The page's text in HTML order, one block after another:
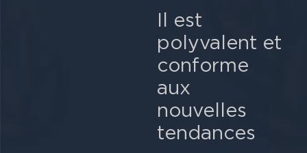
Il est
polyvalent et
conforme
aux
nouvelles
tendances